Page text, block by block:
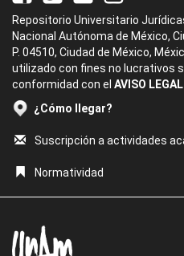
Repositorio Universitario
Nacional Autónoma de México,
P. 04510, Ciudad de México,
utilizado con fines no lucrativos
conformidad con el AVISO
¿Cómo llegar?
Suscripción a actividades
Normatividad